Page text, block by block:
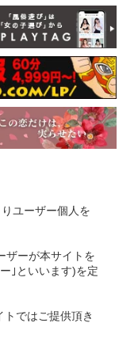
ユーザー個人を
ザーが本サイトを
｣といいます)を定
ではご提供頂き